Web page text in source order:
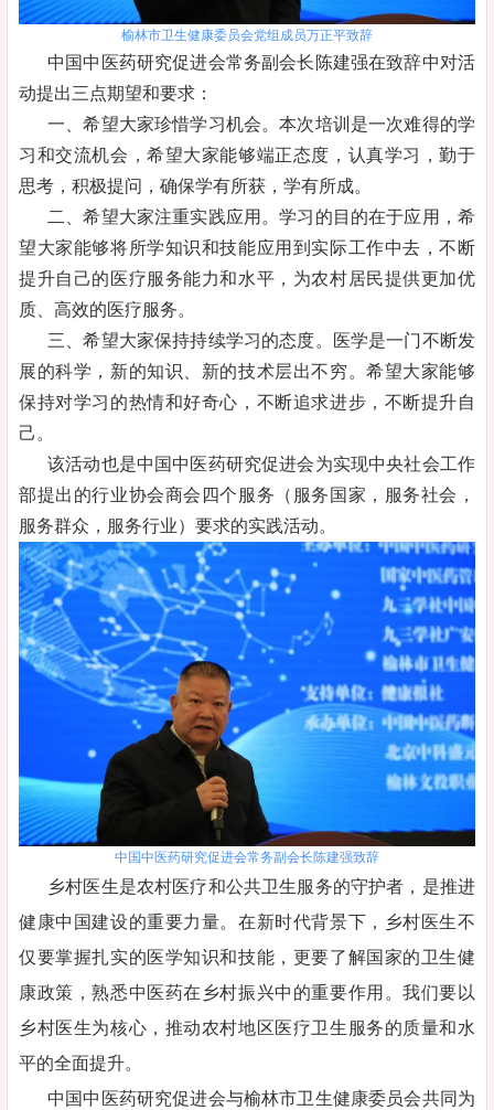
榆林市卫生健康委员会党组成员万正平致辞
中国中医药研究促进会常务副会长陈建强在致辞中对活
动提出三点期望和要求：
一、希望大家珍惜学习机会。本次培训是一次难得的学
习和交流机会，希望大家能够端正态度，认真学习，勤于
思考，积极提问，确保学有所获，学有所成。
二、希望大家注重实践应用。学习的目的在于应用，希
望大家能够将所学知识和技能应用到实际工作中去，不断
提升自己的医疗服务能力和水平，为农村居民提供更加优
质、高效的医疗服务。
三、希望大家保持持续学习的态度。医学是一门不断发
展的科学，新的知识、新的技术层出不穷。希望大家能够
保持对学习的热情和好奇心，不断追求进步，不断提升自
己。
该活动也是中国中医药研究促进会为实现中央社会工作
部提出的行业协会商会四个服务（服务国家，服务社会，
服务群众，服务行业）要求的实践活动。
中国中医药研究促进会常务副会长陈建强致辞
乡村医生是农村医疗和公共卫生服务的守护者，是推进
健康中国建设的重要力量。在新时代背景下，乡村医生不
仅要掌握扎实的医学知识和技能，更要了解国家的卫生健
康政策，熟悉中医药在乡村振兴中的重要作用。我们要以
乡村医生为核心，推动农村地区医疗卫生服务的质量和水
平的全面提升。
中国中医药研究促进会与榆林市卫生健康委员会共同为